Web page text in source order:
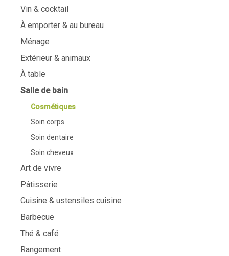
Vin & cocktail
À emporter & au bureau
Ménage
Extérieur & animaux
À table
Salle de bain
Cosmétiques
Soin corps
Soin dentaire
Soin cheveux
Art de vivre
Pâtisserie
Cuisine & ustensiles cuisine
Barbecue
Thé & café
Rangement